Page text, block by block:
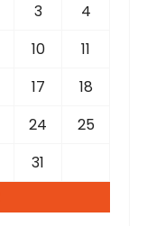
3
4
10
11
17
18
24
25
31